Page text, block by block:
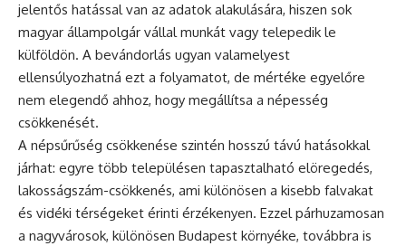
jelentős hatással van az adatok alakulására, hiszen sok
magyar állampolgár vállal munkát vagy telepedik le
külföldön. A bevándorlás ugyan valamelyest
ellensúlyozhatná ezt a folyamatot, de mértéke egyelőre
nem elegendő ahhoz, hogy megállítsa a népesség
csökkenését.
A népsűrűség csökkenése szintén hosszú távú hatásokkal
járhat: egyre több településen tapasztalható elöregedés,
lakosságszám-csökkenés, ami különösen a kisebb falvakat
és vidéki térségeket érinti érzékenyen. Ezzel párhuzamosan
a nagyvárosok, különösen Budapest környéke, továbbra is